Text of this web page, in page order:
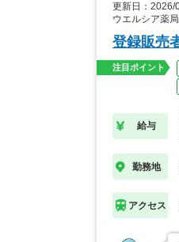
更新日：2026/
ウエルシア薬
登録販売
注目ポイント
給与
勤務地
アクセス